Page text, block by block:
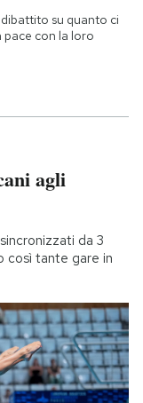
su quanto ci
pace con la loro
agli
da 3
così tante gare in